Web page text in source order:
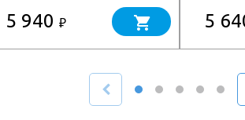
5 940 ₽ 5